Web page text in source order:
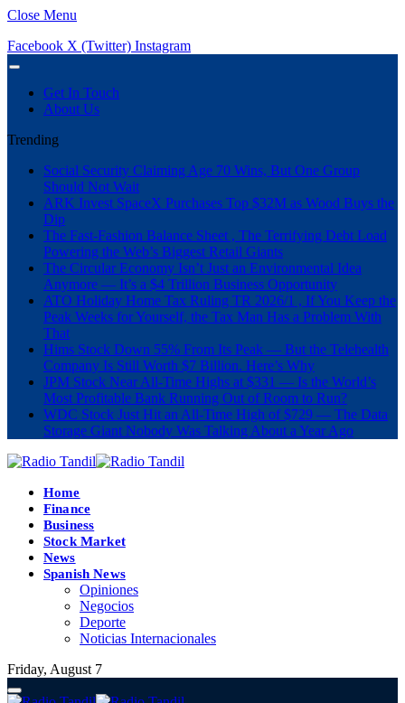
Close Menu
Facebook X (Twitter) Instagram
Get In Touch
About Us
Trending
Social Security Claiming Age 70 Wins, But One Group
Should Not Wait
ARK Invest SpaceX Purchases Top $32M as Wood Buys the
Dip
The Fast-Fashion Balance Sheet , The Terrifying Debt Load
Powering the Web’s Biggest Retail Giants
The Circular Economy Isn’t Just an Environmental Idea
Anymore — It’s a $4 Trillion Business Opportunity
ATO Holiday Home Tax Ruling TR 2026/1 , If You Keep the
Peak Weeks for Yourself, the Tax Man Has a Problem With
That
Hims Stock Down 55% From Its Peak — But the Telehealth
Company Is Still Worth $7 Billion. Here’s Why
JPM Stock Near All-Time Highs at $331 — Is the World’s
Most Profitable Bank Running Out of Room to Run?
WDC Stock Just Hit an All-Time High of $729 — The Data
Storage Giant Nobody Was Talking About a Year Ago
Home
Finance
Business
Stock Market
News
Spanish News
Opiniones
Negocios
Deporte
Noticias Internacionales
Friday, August 7